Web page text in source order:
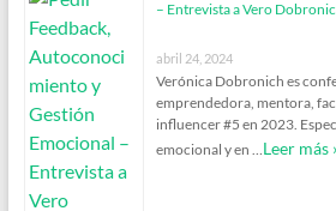
– Entrevista a Vero
abril 24, 2024
Verónica Dobronich es
emprendedora, mentora,
influencer #5 en 2023.
emocional y en …Leer más